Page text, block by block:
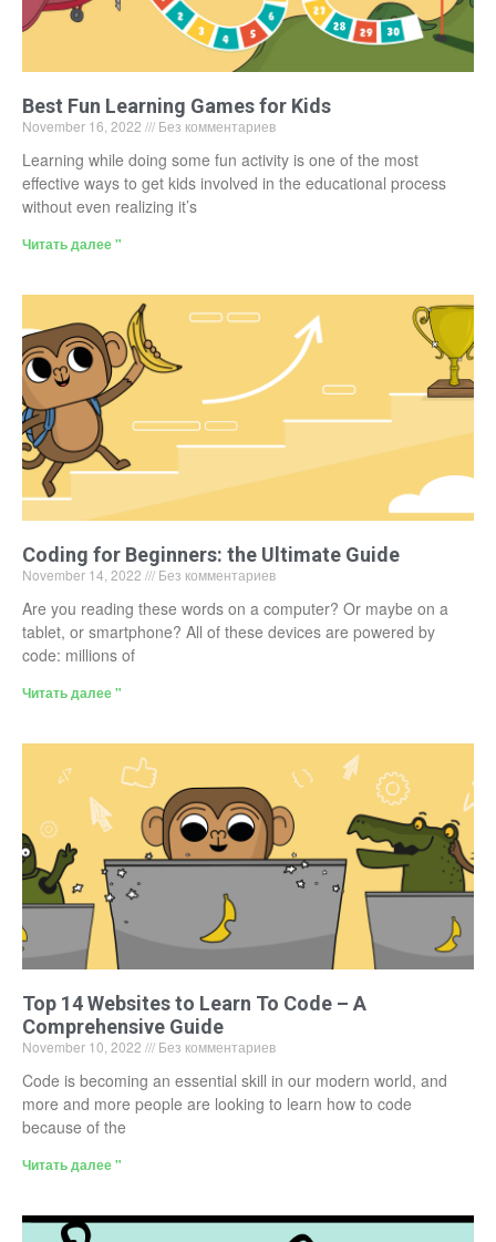
Best Fun Learning Games for Kids
November 16, 2022 Без комментариев
Learning while doing some fun activity is one of the most
effective ways to get kids involved in the educational process
without even realizing it’s
Читать далее "
Coding for Beginners: the Ultimate Guide
November 14, 2022 Без комментариев
Are you reading these words on a computer? Or maybe on a
tablet, or smartphone? All of these devices are powered by
code: millions of
Читать далее "
Top 14 Websites to Learn To Code – A
Comprehensive Guide
November 10, 2022 Без комментариев
Code is becoming an essential skill in our modern world, and
more and more people are looking to learn how to code
because of the
Читать далее "